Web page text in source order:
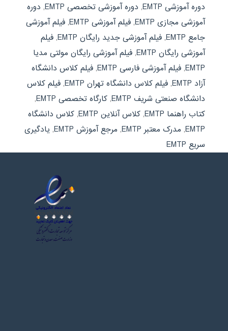
دوره آموزشی EMTP
, دوره آموزشی تخصصی EMTP , دوره
آموزشی مجازی EMTP
, فیلم آموزشی EMTP , فیلم آموزشی
جامع EMTP
, فیلم آموزشی جدید رایگان EMTP , فیلم
آموزشی رایگان EMTP
, فیلم آموزشی رایگان مولتی مدیا
EMTP
, فیلم آموزشی فارسی EMTP , فیلم کلاس دانشگاه
آزاد EMTP
, فیلم کلاس دانشگاه تهران EMTP , فیلم کلاس
دانشگاه صنعتی شریف EMTP
, کارگاه تخصصی EMTP
,
کتاب راهنما EMTP
, کلاس آنلاین EMTP , کلاس دانشگاه
EMTP
, مدرک معتبر EMTP , مرجع آموزش EMTP , یادگیری
سریع EMTP